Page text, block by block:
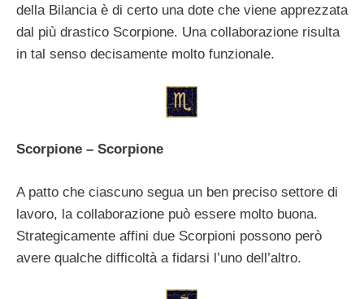
della Bilancia è di certo una dote che viene apprezzata
dal più drastico Scorpione. Una collaborazione risulta
in tal senso decisamente molto funzionale.
Scorpione – Scorpione
A patto che ciascuno segua un ben preciso settore di
lavoro, la collaborazione può essere molto buona.
Strategicamente affini due Scorpioni possono però
avere qualche difficoltà a fidarsi l’uno dell’altro.